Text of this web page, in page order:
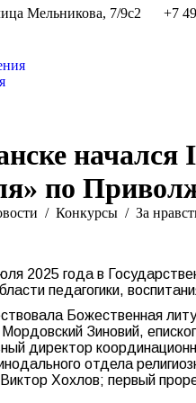
Мельникова, 7/9с2 +7
начался
по
Конкурсы За
2025 года в
педагогики,
Божественная
Зиновий,
директор
отдела
Хохлов; первый